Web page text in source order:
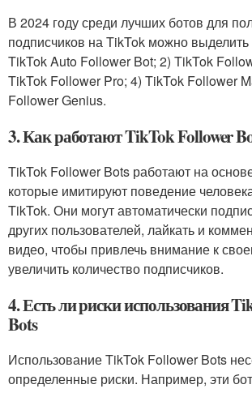
В 2024 году среди лучших ботов для
подписчиков на TikTok можно
TikTok Auto Follower Bot; 2) TikTok
TikTok Follower Pro; 4) TikTok Follower
Follower Genius.
3. Как работают TikTok Follower
TikTok Follower Bots работают на
которые имитируют поведение
TikTok. Они могут автоматически
других пользователей, лайкать и
видео, чтобы привлечь внимание к
увеличить количество подписчиков.
4. Есть ли риски использования
Bots
Использование TikTok Follower Bots
определенные риски. Например, эти